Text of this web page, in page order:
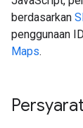
berdasarkan
penggunaan
Maps.